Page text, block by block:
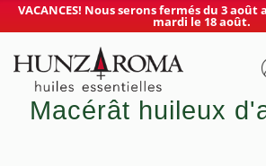
VACANCES! Nous serons fermés du 3
mardi le 18 août.
Macérât huileux